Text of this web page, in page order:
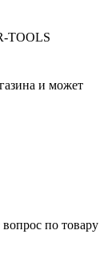
TOOLS
и может
по товару